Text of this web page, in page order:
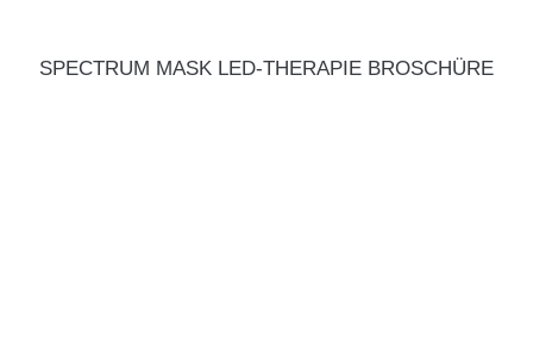
SPECTRUM MASK LED-THERAPIE BROSCHÜRE